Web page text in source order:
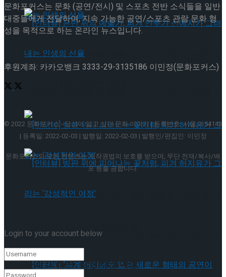
[인터뷰] 은반 위의 예술가, 피겨 안무가 신예지
[인터뷰] 빙판 위에 피어나는 꽃처럼, 피겨 허지
가 그려내는 인생의 선율
[인터뷰] 빙판 위에 피어나는 꽃처럼, 피겨 허지
유가 그리는 ‘감성적인 여정’
문화포커스는 문화 (공연/전시) 및 스포츠 전반 소식들을 일반
대중들에게 전달하여, 지속 가능한 공연/스포츠 관람 문화 형
성을 목적으로 하는 온라인 뉴스입니다.
후원계좌: 카카오뱅크 3333-29-3135186 이민정(문화포커스)
© 2022 문화포커스 - 당신이 알고 싶던 문화 이야기 | 등록번호: 서울,아54143
| 등록일: 2022-02-03 | 발행일: 2022-02-03 | 발행인/편집인: 이민정
문화포커스의 모든 컨텐츠는 저작권법의 보호를 받으며, 무단 전재/복사/배
포 등을 금합니다.
Login to your account below